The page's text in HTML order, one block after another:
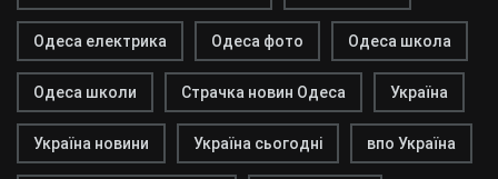
Одеса електрика Одеса фото Одеса школа
Одеса школи Страчка новин Одеса Україна
Україна новини Україна сьогодні впо Україна